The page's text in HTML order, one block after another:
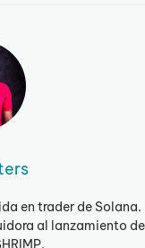
en trader de Solana.
al lanzamiento